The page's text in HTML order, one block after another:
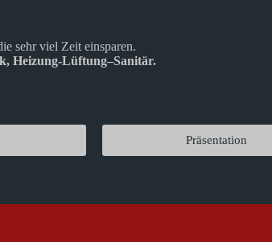
sehr viel Zeit einsparen.
Heizung-Lüftung–Sanitär.
Präsentation